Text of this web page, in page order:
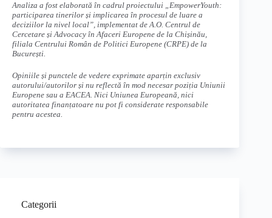
Analiza a fost elaborată în cadrul proiectului „EmpowerYouth:
participarea tinerilor și implicarea în procesul de luare a
deciziilor la nivel local”, implementat de A.O. Centrul de
Cercetare și Advocacy în Afaceri Europene de la Chișinău,
filiala Centrului Român de Politici Europene (CRPE) de la
București.
Opiniile și punctele de vedere exprimate aparțin exclusiv
autorului/autorilor și nu reflectă în mod necesar poziția Uniunii
Europene sau a EACEA. Nici Uniunea Europeană, nici
autoritatea finanțatoare nu pot fi considerate responsabile
pentru acestea.
Categorii